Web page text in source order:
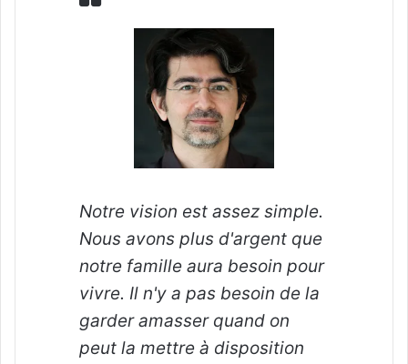
Notre vision est assez simple.
Nous avons plus d'argent que
notre famille aura besoin pour
vivre. Il n'y a pas besoin de la
garder amasser quand on
peut la mettre à disposition